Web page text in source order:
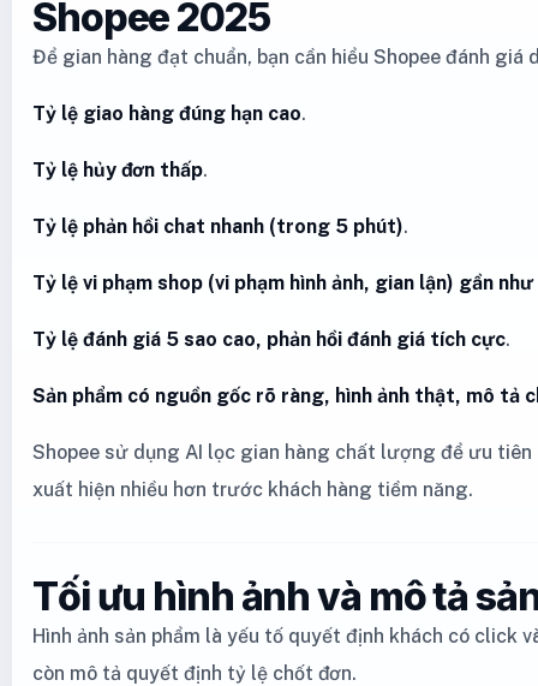
Shopee 2025
Để gian hàng đạt chuẩn, bạn cần hiểu Shopee đánh giá
Tỷ lệ giao hàng đúng hạn cao.
Tỷ lệ hủy đơn thấp.
Tỷ lệ phản hồi chat nhanh (trong 5 phút).
Tỷ lệ vi phạm shop (vi phạm hình ảnh, gian lận) gần
Tỷ lệ đánh giá 5 sao cao, phản hồi đánh giá tích cực.
Sản phẩm có nguồn gốc rõ ràng, hình ảnh thật, mô tả
Shopee sử dụng AI lọc gian hàng chất lượng để ưu
xuất hiện nhiều hơn trước khách hàng tiềm năng.
Tối ưu hình ảnh và mô tả
Hình ảnh sản phẩm là yếu tố quyết định khách có click
còn mô tả quyết định tỷ lệ chốt đơn.